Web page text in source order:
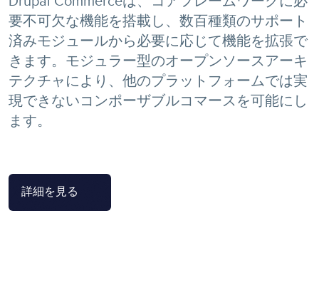
要不可欠な機能を搭載し、数百種類のサポート
済みモジュールから必要に応じて機能を拡張で
きます。モジュラー型のオープンソースアーキ
テクチャにより、他のプラットフォームでは実
現できないコンポーザブルコマースを可能にし
ます。
詳細を見る